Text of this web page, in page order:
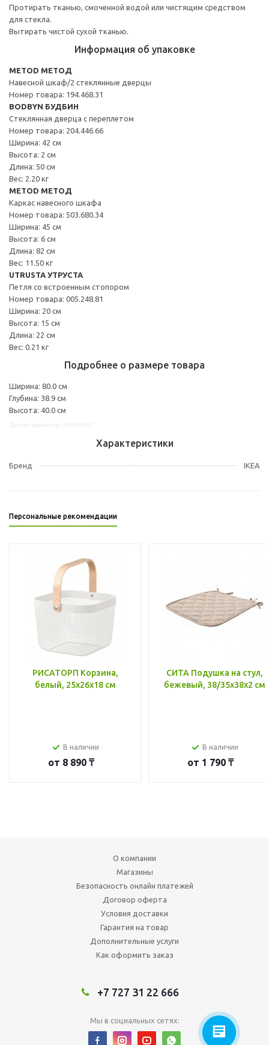
Протирать тканью, смоченной водой или чистящим средством
для стекла.
Вытирать чистой сухой тканью.
Информация об упаковке
METOD МЕТОД
Навесной шкаф/2 стеклянные дверцы
Номер товара: 194.468.31
BODBYN БУДБИН
Стеклянная дверца с переплетом
Номер товара: 204.446.66
Ширина: 42 см
Высота: 2 см
Длина: 50 см
Вес: 2.20 кг
METOD МЕТОД
Каркас навесного шкафа
Номер товара: 503.680.34
Ширина: 45 см
Высота: 6 см
Длина: 82 см
Вес: 11.50 кг
UTRUSTA УТРУСТА
Петля со встроенным стопором
Номер товара: 005.248.81
Ширина: 20 см
Высота: 15 см
Длина: 22 см
Вес: 0.21 кг
Подробнее о размере товара
Ширина: 80.0 см
Глубина: 38.9 см
Высота: 40.0 см
Характеристики
Бренд IKEA
Персональные рекомендации
РИСАТОРП Корзина,
белый, 25x26x18 см
В наличии
от 8 890 ₸
СИТА Подушка на стул,
бежевый, 38/35x38x2 см
В наличии
от 1 790 ₸
О компании
Магазины
Безопасность онлайн платежей
Договор оферта
Условия доставки
Гарантия на товар
Дополнительные услуги
Как оформить заказ
+7 727 31 22 666
Мы в социальных сетях: